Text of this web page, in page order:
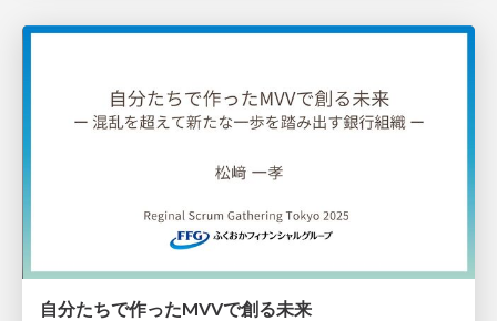
自分たちで作ったMVVで創る未来